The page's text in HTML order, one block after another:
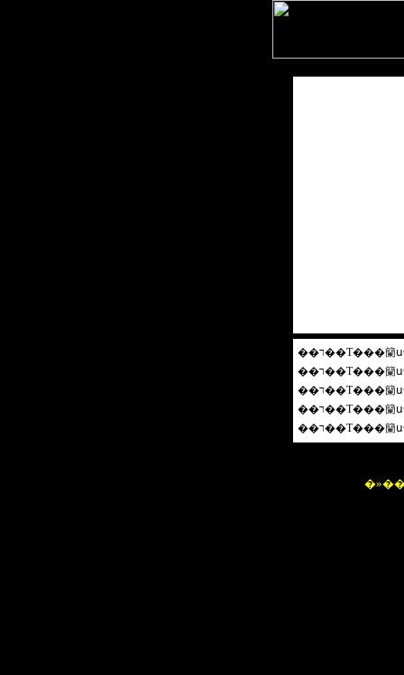
��
��
��
��
��